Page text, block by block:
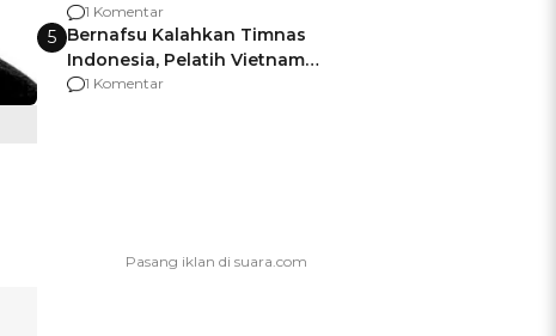
Manchester United
1 Komentar
5 Bernafsu Kalahkan Timnas
Indonesia, Pelatih Vietnam
Berencana Pakai Jimat di Pakansari
1 Komentar